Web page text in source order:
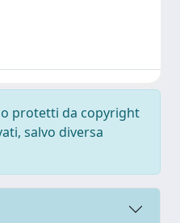
protetti da copyright
salvo diversa